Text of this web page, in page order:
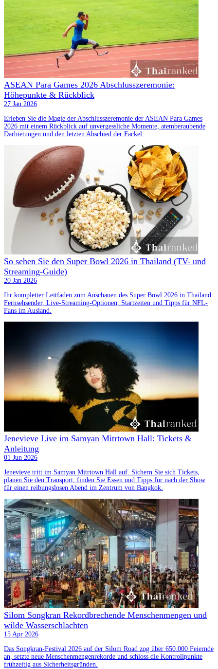
ASEAN Para Games 2026 Abschlusszeremonie:
Höhepunkte & Rückblick
27 Jan 2026
Erleben Sie die Magie der Abschlusszeremonie der ASEAN Para Games
2026 mit einem Rückblick auf unvergessliche Momente, atemberaubende
Darbietungen und den letzten Abschied der Fackel.
So sehen Sie den Super Bowl 2026 in Thailand (TV- und
Streaming-Guide)
20 Jan 2026
Ihr kompletter Leitfaden zum Anschauen des Super Bowl 2026 in Thailand:
Fernsehsender, Live-Streaming-Optionen, Startzeiten und Tipps für NFL-
Fans im Ausland.
Jenevieve Live im Samyan Mitrtown Hall: Tickets &
Anleitung
01 Jun 2026
Jenevieve tritt im Samyan Mitrtown Hall auf. Sichern Sie sich Tickets,
planen Sie den Transport, finden Sie Essen und Tipps für nach der Show
für einen reibungslosen Abend im Zentrum von Bangkok.
Silom Songkran Rekordbrechende Menschenmengen und
wilde Wasserschlachten
15 Apr 2026
Das Songkran-Festival 2026 auf der Silom Road zog über 650.000 Feiernde
an, setzte neue Menschenmengenrekorde und schloss die Kontrollpunkte
frühzeitig aus Sicherheitsgründen.